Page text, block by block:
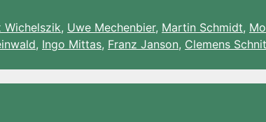
Wichelszik, Uwe Mechenbier, Martin Schmidt,
, Ingo Mittas, Franz Janson, Clemens